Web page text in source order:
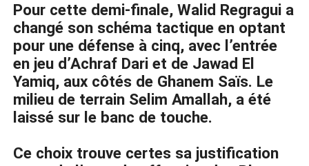
Pour cette demi-finale, Walid Regragui a
changé son schéma tactique en optant
pour une défense à cinq, avec l’entrée
en jeu d’Achraf Dari et de Jawad El
Yamiq, aux côtés de Ghanem Saïs. Le
milieu de terrain Selim Amallah, a été
laissé sur le banc de touche.
Ce choix trouve certes sa justification